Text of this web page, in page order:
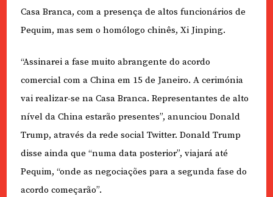
Casa Branca, com a presença de altos funcionários de
Pequim, mas sem o homólogo chinês, Xi Jinping.
“Assinarei a fase muito abrangente do acordo
comercial com a China em 15 de Janeiro. A cerimónia
vai realizar-se na Casa Branca. Representantes de alto
nível da China estarão presentes”, anunciou Donald
Trump, através da rede social Twitter. Donald Trump
disse ainda que “numa data posterior”, viajará até
Pequim, “onde as negociações para a segunda fase do
acordo começarão”.